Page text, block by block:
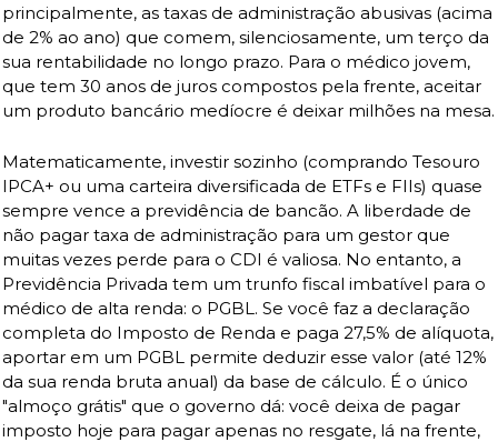
principalmente, as taxas de administração abusivas (acima
de 2% ao ano) que comem, silenciosamente, um terço da
sua rentabilidade no longo prazo. Para o médico jovem,
que tem 30 anos de juros compostos pela frente, aceitar
um produto bancário medíocre é deixar milhões na mesa.
Matematicamente, investir sozinho (comprando Tesouro
IPCA+ ou uma carteira diversificada de ETFs e FIIs) quase
sempre vence a previdência de bancão. A liberdade de
não pagar taxa de administração para um gestor que
muitas vezes perde para o CDI é valiosa. No entanto, a
Previdência Privada tem um trunfo fiscal imbatível para o
médico de alta renda: o PGBL. Se você faz a declaração
completa do Imposto de Renda e paga 27,5% de alíquota,
aportar em um PGBL permite deduzir esse valor (até 12%
da sua renda bruta anual) da base de cálculo. É o único
"almoço grátis" que o governo dá: você deixa de pagar
imposto hoje para pagar apenas no resgate, lá na frente,